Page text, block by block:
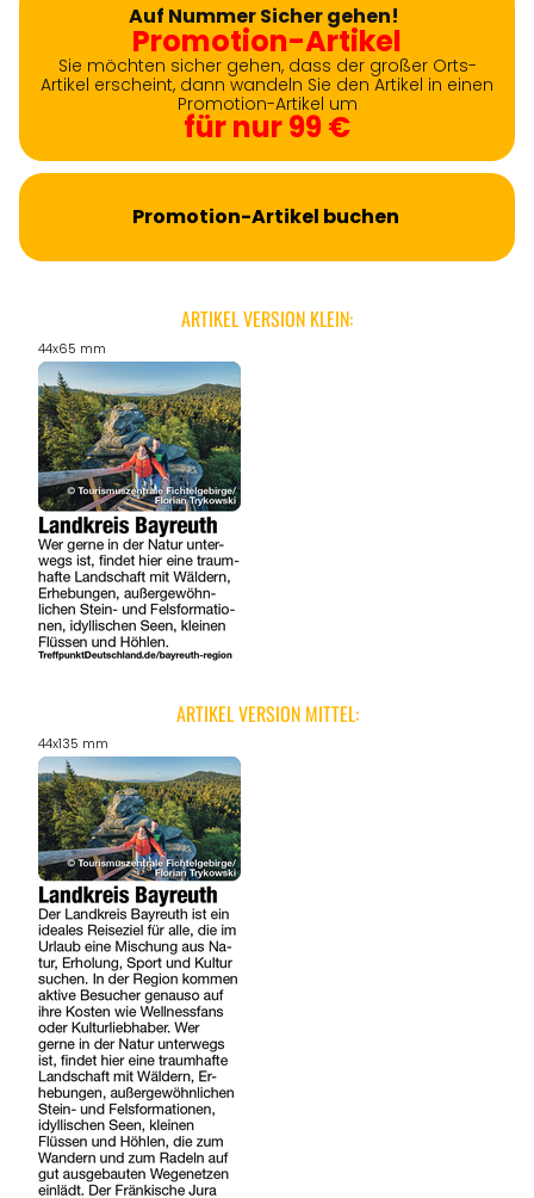
Auf Nummer Sicher gehen!
Promotion-Artikel
Sie möchten sicher gehen, dass der großer Orts-
Artikel erscheint, dann wandeln Sie den Artikel in einen
Promotion-Artikel um
für nur 99 €
Promotion-Artikel buchen
ARTIKEL VERSION KLEIN:
44x65 mm
ARTIKEL VERSION MITTEL:
44x135 mm